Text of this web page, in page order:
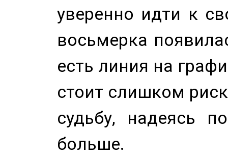
уверенно идти к
восьмерка
есть линия на
стоит слишком
судьбу, надеясь
больше.